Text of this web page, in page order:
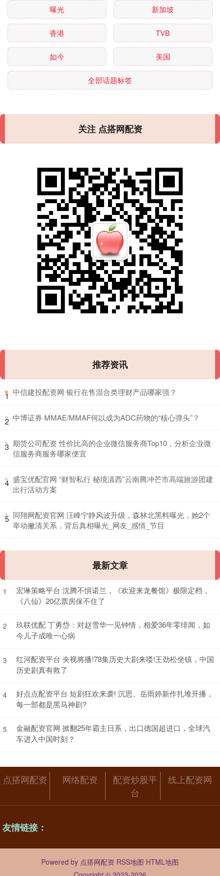
曝光 新加坡
香港 TVB
如今 美国
全部话题标签
关注 点搭网配资
推荐资讯
1 ​中信建投配资网 银行在售混合类理财产品哪家强？
2 ​中博证券 MMAE/MMAF何以成为ADC药物的“核心弹头”？
3 ​期货公司配资 性价比高的企业微信服务商Top10，分析企业微
信服务商服务哪家便宜
4 ​盛宝优配官网 “财智私行 秘境滇西”云南腾冲芒市高端旅游团建
出行活动方案
5 ​同翔网配资官网 汪峰宁静风波升级，森林北黑料曝光，她2个
举动撇清关系，背后真相曝光_网友_感情_节目
最新文章
1
宏琳策略平台 沈腾不惧诺兰，《欢迎来龙餐馆》极限定档，
《八仙》20亿票房保不住了
2
玖联优配 丁勇岱：对赵雪华一见钟情，相爱36年零绯闻，如
今儿子成唯一心病
3
红河配资平台 央视将播!78集历史大剧来喽!王劲松坐镇，中国
历史剧真有救了
4
好点点配资平台 短剧狂欢来袭! 沉思、岳雨婷新作扎堆开播，
每一部都是黑马神剧?
5
金融配资官网 掀翻25年霸主日系，出口德国超进口，全球汽
车进入中国时刻？
点搭网配资 网络配资
配资炒股平
台
线上配资网
友情链接：
Powered by 点搭网配资 RSS地图 HTML地图